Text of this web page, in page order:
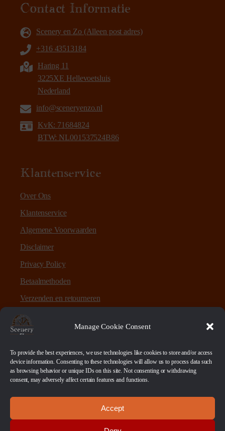
Manage Cookie Consent
To provide the best experiences, we use technologies like cookies to store and/or access
device information. Consenting to these technologies will allow us to process data such
as browsing behavior or unique IDs on this site. Not consenting or withdrawing
consent, may adversely affect certain features and functions.
Accept
Contact Informatie
Scenery en Zo (Alleen post adres)
+316 43513184
Haring 11
3225XE Hellevoetsluis
Nederland
info@sceneryenzo.nl
KvK: 71684824
BTW: NL001537524B86
Klantenservice
Over Ons
Klantenservice
Algemene Voorwaarden
Disclaimer
Privacy Policy
Betaalmethoden
Verzenden en retourneren
Sitemap
Over Scenery en Zo
Scenery en Zo is een webshop voor table-top games en
scenery. Maar ook ruwe materialen, bases en sokkels.
Betaalmethoden